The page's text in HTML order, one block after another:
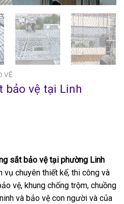
VỆ
bảo vệ tại Linh
sắt bảo vệ tại phường Linh
vụ chuyên thiết kế, thi công và
vệ, khung chống trộm, chuồng
và bảo vệ con người và của